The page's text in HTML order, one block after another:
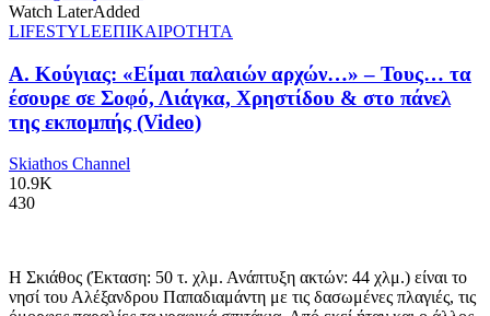
Watch LaterAdded
LIFESTYLEΕΠΙΚΑΙΡΟΤΗΤΑ
Α. Κούγιας: «Είμαι παλαιών αρχών…» – Τους… τα
έσουρε σε Σοφό, Λιάγκα, Χρηστίδου & στο πάνελ
της εκπομπής (Video)
Skiathos Channel
10.9K
430
Η Σκιάθος (Έκταση: 50 τ. χλμ. Ανάπτυξη ακτών: 44 χλμ.) είναι το
νησί του Αλέξανδρου Παπαδιαμάντη με τις δασωμένες πλαγιές, τις